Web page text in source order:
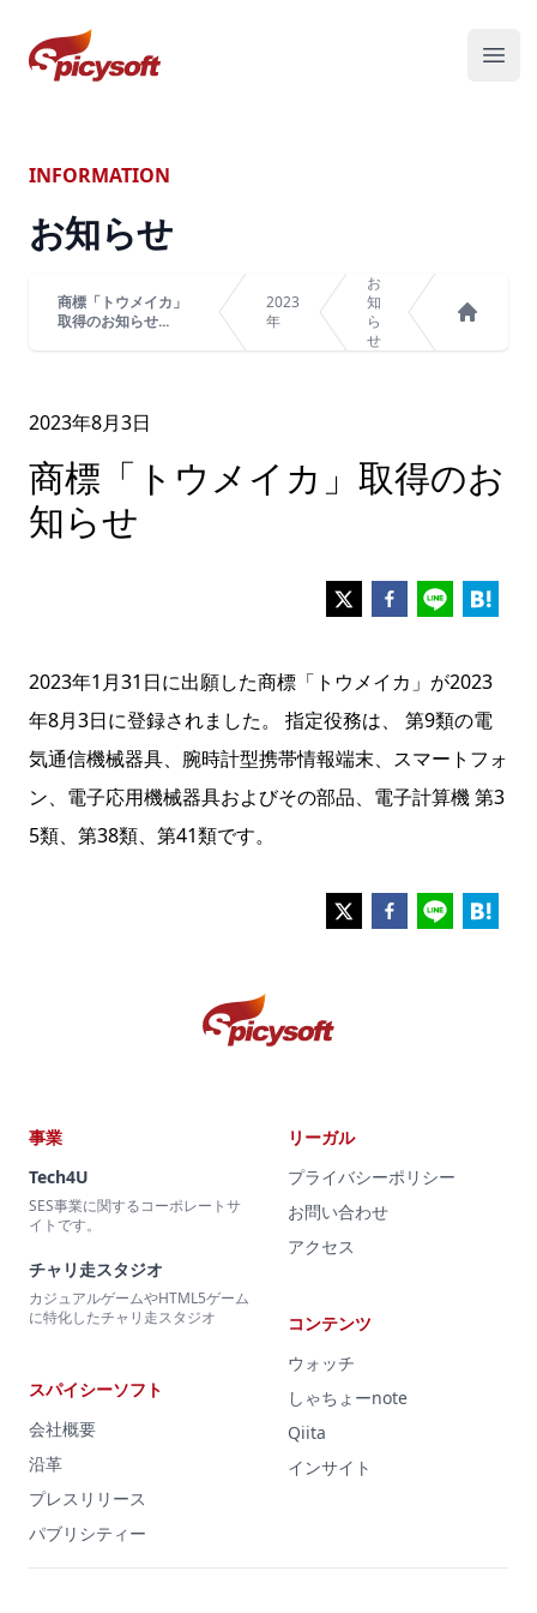
スパイシーソフト株式会社
メニ
INFORMATION
お知らせ
商標「トウメイカ」
取得のお知らせ...
2023
年
お
知
ら
せ
2023年8月3日
商標「トウメイカ」取得のお
知らせ
2023年1月31日に出願した商標「トウメイカ」が2023
年8月3日に登録されました。 指定役務は、 第9類の電
気通信機械器具、腕時計型携帯情報端末、スマートフォ
ン、電子応用機械器具およびその部品、電子計算機 第3
5類、第38類、第41類です。
事業
Tech4U
SES事業に関するコーポレートサ
イトです。
チャリ走スタジオ
カジュアルゲームやHTML5ゲーム
に特化したチャリ走スタジオ
スパイシーソフト
会社概要
沿革
プレスリリース
パブリシティー
リーガル
プライバシーポリシー
お問い合わせ
アクセス
コンテンツ
ウォッチ
しゃちょーnote
Qiita
インサイト